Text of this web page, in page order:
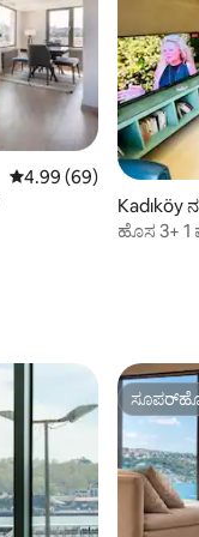
5 ರಲ್ಲಿ 4.99 ಸರಾಸರಿ
4.99 (69)
ಹೊಸ 3+ 1